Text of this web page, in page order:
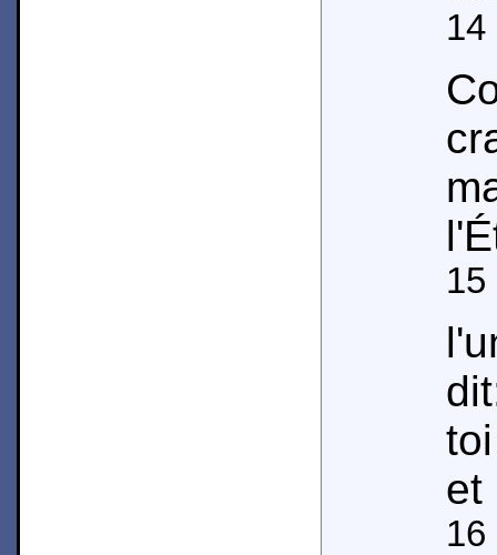
14
15
et
16